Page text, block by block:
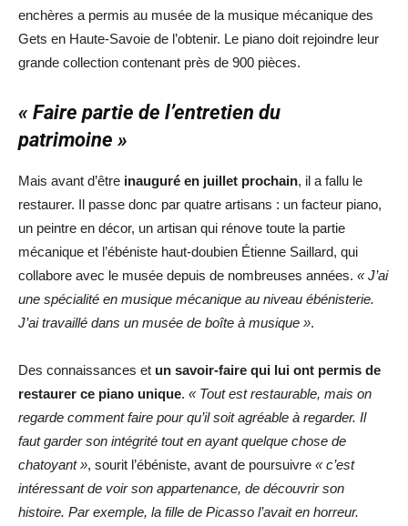
enchères a permis au musée de la musique mécanique des
Gets en Haute-Savoie de l’obtenir. Le piano doit rejoindre leur
grande collection contenant près de 900 pièces.
« Faire partie de l’entretien du
patrimoine »
Mais avant d’être inauguré en juillet prochain, il a fallu le
restaurer. Il passe donc par quatre artisans : un facteur piano,
un peintre en décor, un artisan qui rénove toute la partie
mécanique et l’ébéniste haut-doubien Étienne Saillard, qui
collabore avec le musée depuis de nombreuses années. « J’ai
une spécialité en musique mécanique au niveau ébénisterie.
J’ai travaillé dans un musée de boîte à musique ».
Des connaissances et un savoir-faire qui lui ont permis de
restaurer ce piano unique. « Tout est restaurable, mais on
regarde comment faire pour qu’il soit agréable à regarder. Il
faut garder son intégrité tout en ayant quelque chose de
chatoyant », sourit l’ébéniste, avant de poursuivre « c’est
intéressant de voir son appartenance, de découvrir son
histoire. Par exemple, la fille de Picasso l’avait en horreur.